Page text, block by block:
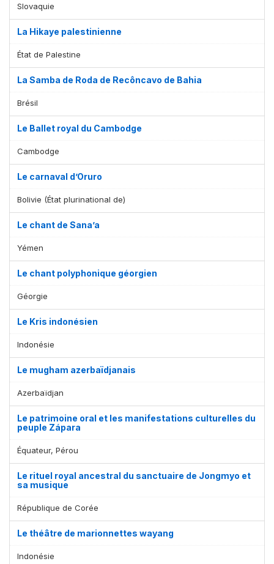
Slovaquie
La Hikaye palestinienne
État de Palestine
La Samba de Roda de Recôncavo de Bahia
Brésil
Le Ballet royal du Cambodge
Cambodge
Le carnaval d’Oruro
Bolivie (État plurinational de)
Le chant de Sana’a
Yémen
Le chant polyphonique géorgien
Géorgie
Le Kris indonésien
Indonésie
Le mugham azerbaïdjanais
Azerbaïdjan
Le patrimoine oral et les manifestations culturelles du
peuple Zápara
Équateur, Pérou
Le rituel royal ancestral du sanctuaire de Jongmyo et
sa musique
République de Corée
Le théâtre de marionnettes wayang
Indonésie